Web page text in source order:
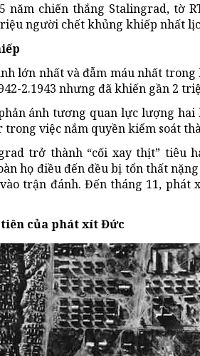
năm chiến thắng Stalingrad, tờ
người chết khủng khiếp nhất
lớn nhất và đẫm máu nhất
2.1943 nhưng đã khiến gần 2
ánh tương quan lực lượng hai
việc nắm quyền kiểm soát
trở thành “cối xay thịt” tiêu
họ điều đến đều bị tổn thất
trận đánh. Đến tháng 11, phát
của phát xít Đức